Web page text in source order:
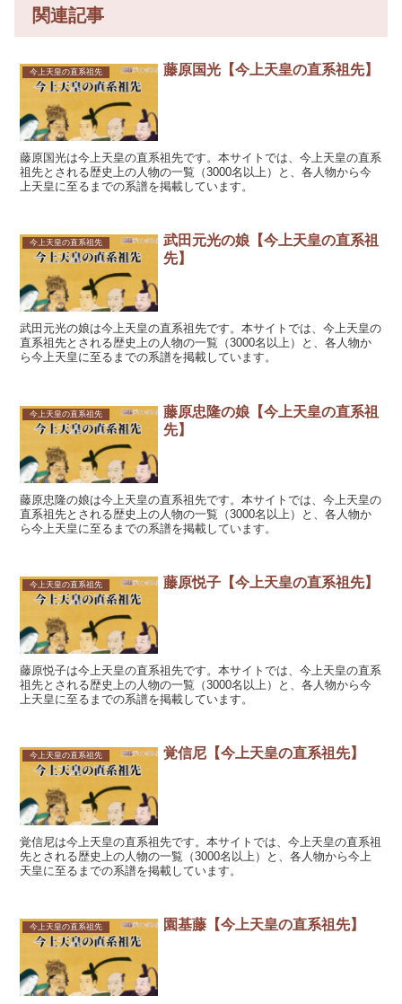
関連記事
今上天皇の直系祖先 藤原国光【今上天皇の直系祖先】
藤原国光は今上天皇の直系祖先です。本サイトでは、今上天皇の直系
祖先とされる歴史上の人物の一覧（3000名以上）と、各人物から今
上天皇に至るまでの系譜を掲載しています。
今上天皇の直系祖先
武田元光の娘【今上天皇の直系祖
先】
武田元光の娘は今上天皇の直系祖先です。本サイトでは、今上天皇の
直系祖先とされる歴史上の人物の一覧（3000名以上）と、各人物か
ら今上天皇に至るまでの系譜を掲載しています。
今上天皇の直系祖先
藤原忠隆の娘【今上天皇の直系祖
先】
藤原忠隆の娘は今上天皇の直系祖先です。本サイトでは、今上天皇の
直系祖先とされる歴史上の人物の一覧（3000名以上）と、各人物か
ら今上天皇に至るまでの系譜を掲載しています。
今上天皇の直系祖先 藤原悦子【今上天皇の直系祖先】
藤原悦子は今上天皇の直系祖先です。本サイトでは、今上天皇の直系
祖先とされる歴史上の人物の一覧（3000名以上）と、各人物から今
上天皇に至るまでの系譜を掲載しています。
今上天皇の直系祖先 覚信尼【今上天皇の直系祖先】
覚信尼は今上天皇の直系祖先です。本サイトでは、今上天皇の直系祖
先とされる歴史上の人物の一覧（3000名以上）と、各人物から今上
天皇に至るまでの系譜を掲載しています。
今上天皇の直系祖先 園基藤【今上天皇の直系祖先】